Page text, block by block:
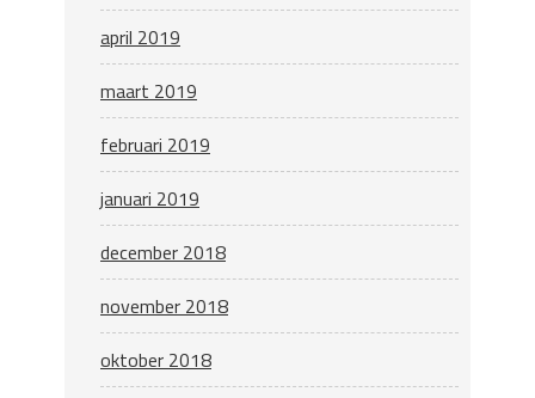
april 2019
maart 2019
februari 2019
januari 2019
december 2018
november 2018
oktober 2018